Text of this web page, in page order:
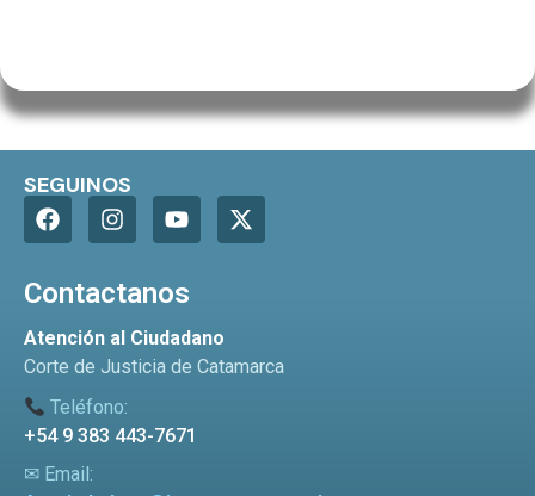
SEGUINOS
Contactanos
Atención al Ciudadano
Corte de Justicia de Catamarca
Teléfono:
+54 9 383 443-7671
✉ Email: